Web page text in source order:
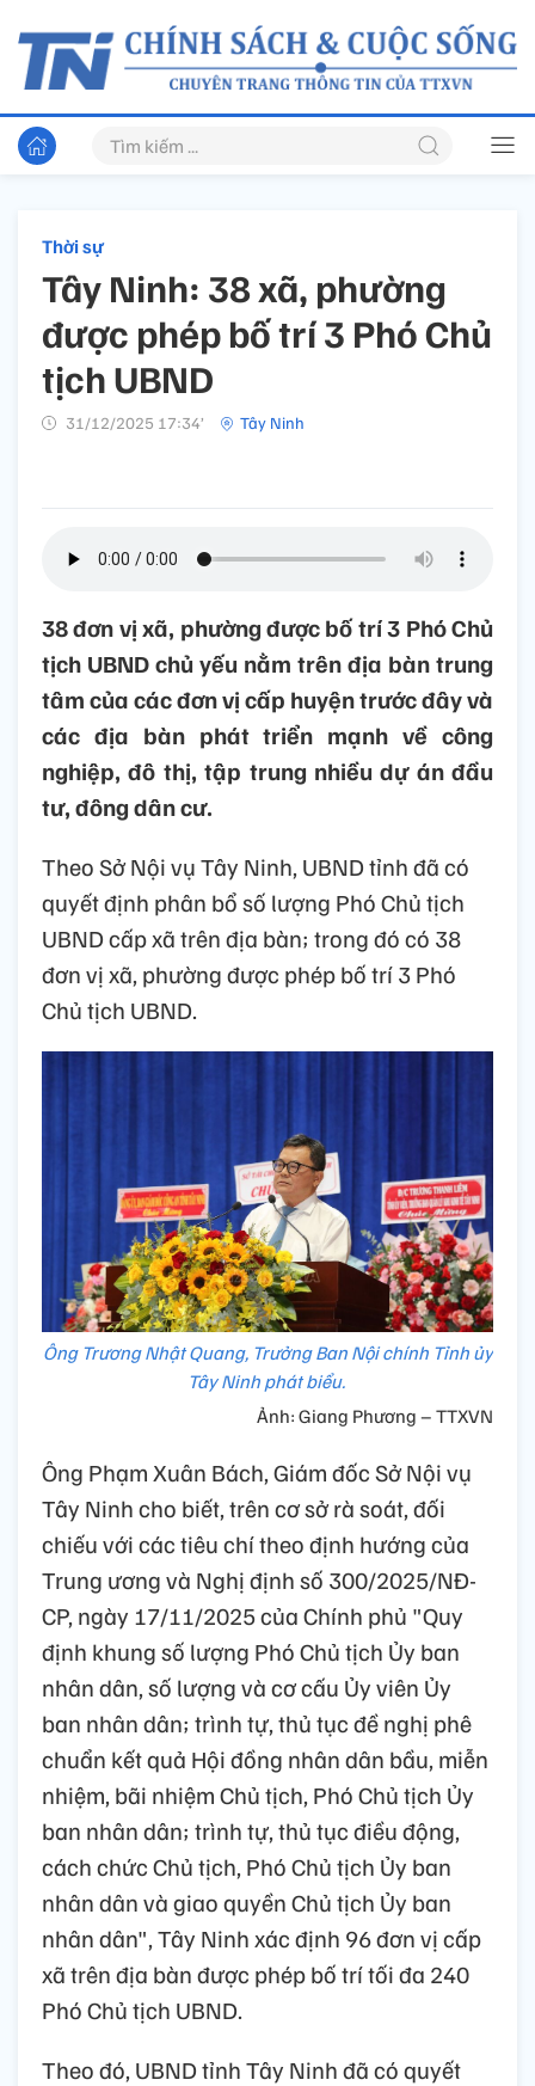
Thời sự
Tây Ninh: 38 xã, phường
được phép bố trí 3 Phó Chủ
tịch UBND
31/12/2025 17:34’ Tây Ninh
38 đơn vị xã, phường được bố trí 3 Phó Chủ
tịch UBND chủ yếu nằm trên địa bàn trung
tâm của các đơn vị cấp huyện trước đây và
các địa bàn phát triển mạnh về công
nghiệp, đô thị, tập trung nhiều dự án đầu
tư, đông dân cư.
Theo Sở Nội vụ Tây Ninh, UBND tỉnh đã có
quyết định phân bổ số lượng Phó Chủ tịch
UBND cấp xã trên địa bàn; trong đó có 38
đơn vị xã, phường được phép bố trí 3 Phó
Chủ tịch UBND.
Ông Trương Nhật Quang, Trưởng Ban Nội chính Tỉnh ủy
Tây Ninh phát biểu.
Ảnh: Giang Phương – TTXVN
Ông Phạm Xuân Bách, Giám đốc Sở Nội vụ
Tây Ninh cho biết, trên cơ sở rà soát, đối
chiếu với các tiêu chí theo định hướng của
Trung ương và Nghị định số 300/2025/NĐ-
CP, ngày 17/11/2025 của Chính phủ "Quy
định khung số lượng Phó Chủ tịch Ủy ban
nhân dân, số lượng và cơ cấu Ủy viên Ủy
ban nhân dân; trình tự, thủ tục đề nghị phê
chuẩn kết quả Hội đồng nhân dân bầu, miễn
nhiệm, bãi nhiệm Chủ tịch, Phó Chủ tịch Ủy
ban nhân dân; trình tự, thủ tục điều động,
cách chức Chủ tịch, Phó Chủ tịch Ủy ban
nhân dân và giao quyền Chủ tịch Ủy ban
nhân dân", Tây Ninh xác định 96 đơn vị cấp
xã trên địa bàn được phép bố trí tối đa 240
Phó Chủ tịch UBND.
Theo đó, UBND tỉnh Tây Ninh đã có quyết